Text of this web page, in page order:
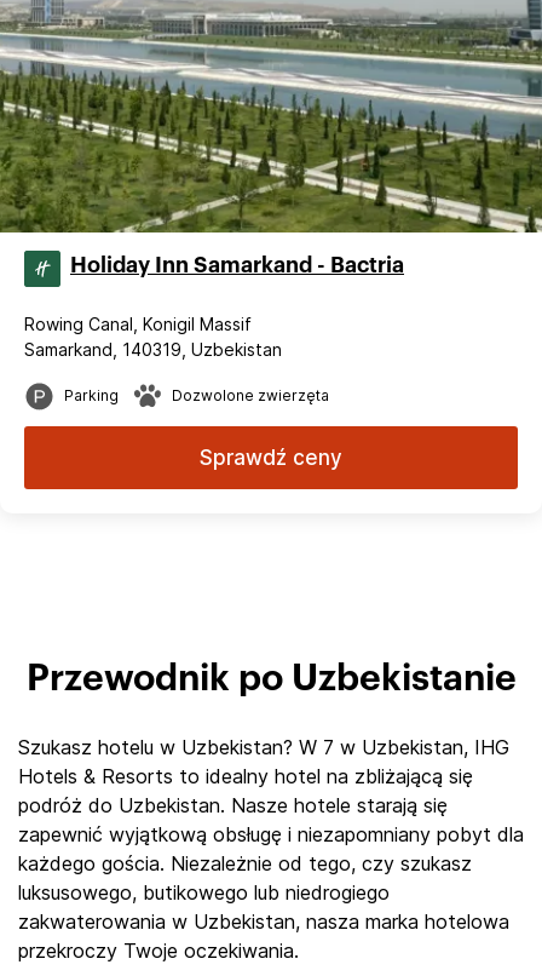
Holiday Inn Samarkand - Bactria
Rowing Canal, Konigil Massif
Samarkand, 140319, Uzbekistan
Parking Dozwolone zwierzęta
Sprawdź ceny
Przewodnik po Uzbekistanie
Szukasz hotelu w Uzbekistan? W 7 w Uzbekistan, IHG
Hotels & Resorts to idealny hotel na zbliżającą się
podróż do Uzbekistan. Nasze hotele starają się
zapewnić wyjątkową obsługę i niezapomniany pobyt dla
każdego gościa. Niezależnie od tego, czy szukasz
luksusowego, butikowego lub niedrogiego
zakwaterowania w Uzbekistan, nasza marka hotelowa
przekroczy Twoje oczekiwania.